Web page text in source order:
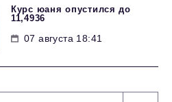
Курс юаня опустился до
11,4936
07 августа 18:41